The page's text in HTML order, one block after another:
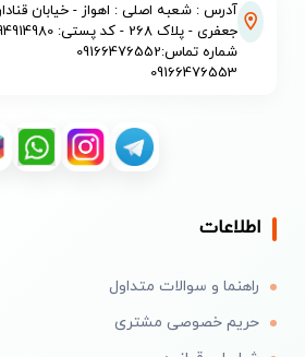
آدرس : شعبه اصلی : اهواز - خیابان
جعفری - پلاک 268 - کد پستی: 6194914980
شماره تماس:09166476552
09166476553
اطلاعات
راهنما و سوالات متداول
حریم خصوصی مشتری